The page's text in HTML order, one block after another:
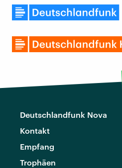
Deutschlandfunk Nova
Kontakt
Empfang
Trophäen